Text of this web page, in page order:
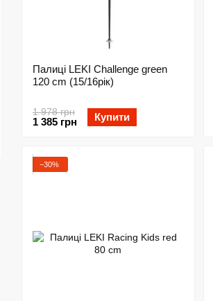
Палиці LEKI Challenge green
120 cm (15/16рік)
1 978 грн
1 385 грн Купити
−30%